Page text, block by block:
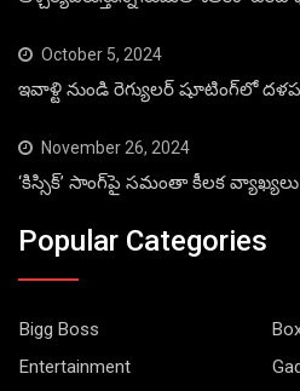
October 5, 2024
ఇవాళ్టి నుండి రెగ్యులర్ షూటింగ్‌లో
November 26, 2024
‘కిస్సిక్’ సాంగ్‌పై సమంతా కీలక వ్యాఖ్యలు
Popular Categories
Bigg Boss
Entertainment